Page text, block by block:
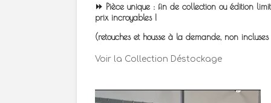
⏩️ Pièce unique : fin de collection ou édition
prix incroyables !
(retouches et housse à la demande, non
Voir la Collection Déstockage